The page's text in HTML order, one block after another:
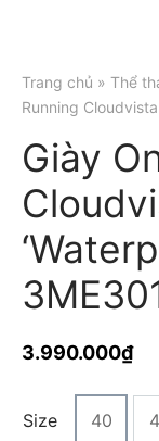
Trang chủ » Thể
Running
Giày
3.990.000₫
Size 40